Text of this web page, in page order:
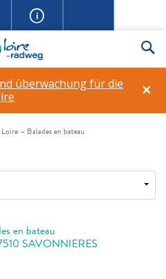
×
überwachung für die
– Balades
Tour
– Balades en bateau
en bateau
SAVONNIERES